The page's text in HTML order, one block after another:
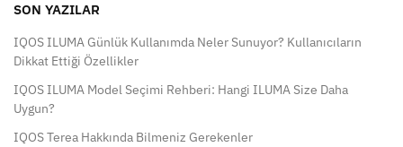
SON YAZILAR
IQOS ILUMA Günlük Kullanımda Neler Sunuyor? Kullanıcıların
Dikkat Ettiği Özellikler
IQOS ILUMA Model Seçimi Rehberi: Hangi ILUMA Size Daha
Uygun?
IQOS Terea Hakkında Bilmeniz Gerekenler